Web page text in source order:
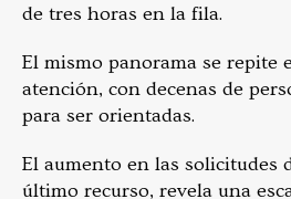
de tres horas en la fila.
El mismo panorama se repite
atención, con decenas de
para ser orientadas.
El aumento en las solicitudes
último recurso, revela una